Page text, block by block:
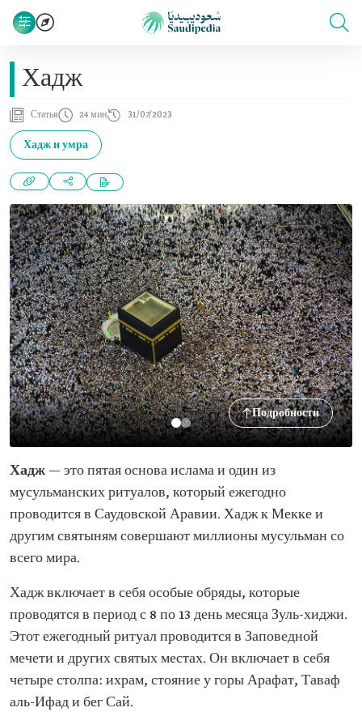
Хадж
Статья 24 мин 31/07/2023
Хадж и умра
Подробности
Хадж — это пятая основа ислама и один из
мусульманских ритуалов, который ежегодно
проводится в Саудовской Аравии. Хадж к Мекке и
другим святыням совершают миллионы мусульман со
всего мира.
Хадж включает в себя особые обряды, которые
проводятся в период с 8 по 13 день месяца Зуль-хиджи.
Этот ежегодный ритуал проводится в Заповедной
мечети и других святых местах. Он включает в себя
четыре столпа: ихрам, стояние у горы Арафат, Таваф
аль-Ифад и бег Сай.